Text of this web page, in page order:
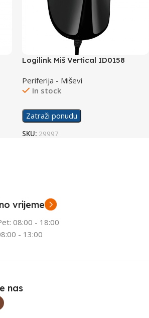
Logilink Miš Vertical ID0158
Periferija - Miševi
In stock
Zatraži ponudu
SKU: 29997
vrijeme
08:00 - 18:00
- 13:00
nas